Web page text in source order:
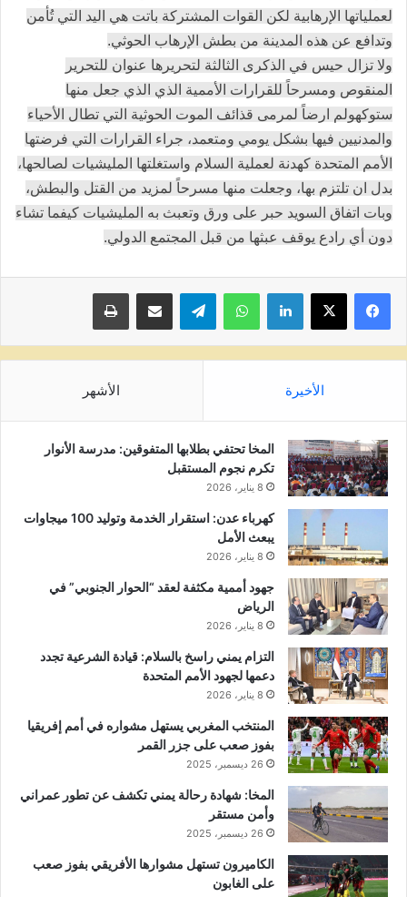
لعملياتها الإرهابية لكن القوات المشتركة باتت هي اليد التي تُأمن
وتدافع عن هذه المدينة من بطش الإرهاب الحوثي.
ولا تزال حيس في الذكرى الثالثة لتحريرها عنوان للتحرير
المنقوص ومسرحاً للقرارات الأممية الذي الذي جعل منها
ستوكهولم ارضاً لمرمى قذائف الموت الحوثية التي تطال الأحياء
والمدنيين فيها بشكل يومي ومتعمد، جراء القرارات التي فرضتها
الأمم المتحدة كهدنة لعملية السلام واستغلتها المليشيات لصالحها،
بدل ان تلتزم بها، وجعلت منها مسرحاً لمزيد من القتل والبطش،
وبات اتفاق السويد حبر على ورق وتعبث به المليشيات كيفما تشاء
دون أي رادع يوقف عبثها من قبل المجتمع الدولي.
لينكدإن واتساب تيلقرام مشاركة عبر البريد طباعة
الأخيرة الأشهر
المخا تحتفي بطلابها المتفوقين: مدرسة الأنوار
تكرم نجوم المستقبل
8 يناير، 2026
كهرباء عدن: استقرار الخدمة وتوليد 100 ميجاوات
يبعث الأمل
8 يناير، 2026
جهود أممية مكثفة لعقد “الحوار الجنوبي” في
الرياض
8 يناير، 2026
التزام يمني راسخ بالسلام: قيادة الشرعية تجدد
دعمها لجهود الأمم المتحدة
8 يناير، 2026
المنتخب المغربي يستهل مشواره في أمم إفريقيا
بفوز صعب على جزر القمر
26 ديسمبر، 2025
المخا: شهادة رحالة يمني تكشف عن تطور عمراني
وأمن مستقر
26 ديسمبر، 2025
الكاميرون تستهل مشوارها الأفريقي بفوز صعب
على الغابون